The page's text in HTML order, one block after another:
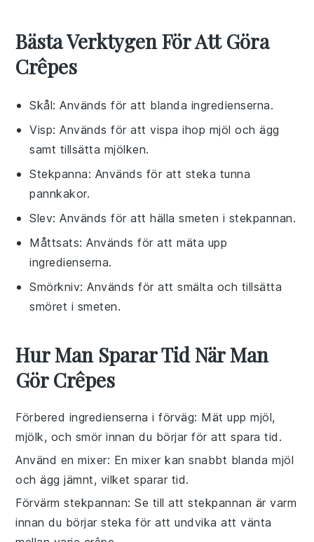
Bästa Verktygen För Att Göra
Crêpes
Skål: Används för att blanda ingredienserna.
Visp: Används för att vispa ihop mjöl och ägg
samt tillsätta mjölken.
Stekpanna: Används för att steka tunna
pannkakor.
Slev: Används för att hälla smeten i stekpannan.
Måttsats: Används för att mäta upp
ingredienserna.
Smörkniv: Används för att smälta och tillsätta
smöret i smeten.
Hur Man Sparar Tid När Man
Gör Crêpes
Förbered ingredienserna i förväg: Mät uppmjöl,
mjölk, och smör innan du börjar för att spara tid.
Använd en mixer: En mixer kan snabbt blandamjöl
ochägg jämnt, vilket sparar tid.
Förvärm stekpannan: Se till att stekpannan är varm
innan du börjar steka för att undvika att vänta